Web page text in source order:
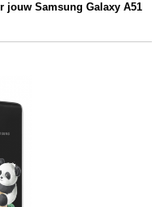
jouw Samsung Galaxy A51